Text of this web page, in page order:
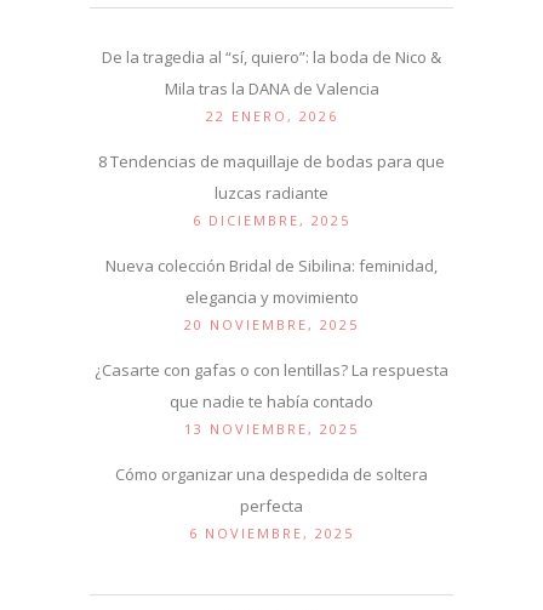
De la tragedia al “sí, quiero”: la boda de Nico &
Mila tras la DANA de Valencia
22 ENERO, 2026
8 Tendencias de maquillaje de bodas para que
luzcas radiante
6 DICIEMBRE, 2025
Nueva colección Bridal de Sibilina: feminidad,
elegancia y movimiento
20 NOVIEMBRE, 2025
¿Casarte con gafas o con lentillas? La respuesta
que nadie te había contado
13 NOVIEMBRE, 2025
Cómo organizar una despedida de soltera
perfecta
6 NOVIEMBRE, 2025